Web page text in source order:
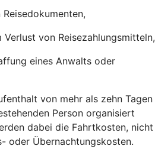
von Reisezahlungsmitteln,
eines Anwalts oder
von mehr als zehn Tagen
Person organisiert
dabei die Fahrtkosten, nicht
oder Übernachtungskosten.